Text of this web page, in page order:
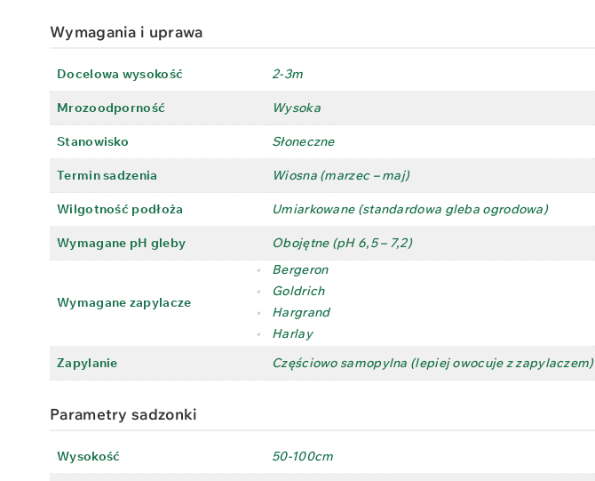
Wymagania i uprawa
Docelowa wysokość 2-3m
Mrozoodporność Wysoka
Stanowisko Słoneczne
Termin sadzenia Wiosna (marzec – maj)
Wilgotność podłoża Umiarkowane (standardowa gleba ogrodowa)
Wymagane pH gleby Obojętne (pH 6,5 – 7,2)
Wymagane zapylacze
•
Bergeron
•
Goldrich
•
Hargrand
•
Harlay
Zapylanie
Częściowo samopylna (lepiej owocuje z zapylaczem)
Parametry sadzonki
Wysokość 50-100cm